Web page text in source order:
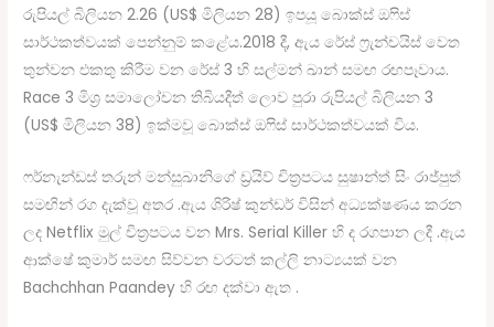
රුපියල් බිලියන 2.26 (US$ මිලියන 28) ඉපයූ බොක්ස් ඔෆිස්
සාර්ථකත්වයක් පෙන්නුම් කළේය.2018 දී, ඇය රේස් ෆ්‍රැන්චයිස් වෙත
තුන්වන එකතු කිරීම වන රේස් 3 හි සල්මන් ඛාන් සමඟ රඟපෑවාය.
Race 3 මිශ්‍ර සමාලෝචන තිබියදීත් ලොව පුරා රුපියල් බිලියන 3
(US$ මිලියන 38) ඉක්මවූ බොක්ස් ඔෆිස් සාර්ථකත්වයක් විය.
ෆර්නැන්ඩස් තරුන් මන්සුඛානිගේ ඩ්‍රයිව් චිත්‍රපටය සුෂාන්ත් සිං රාජ්පුත්
සමඟින් රග දැක්වූ අතර .ඇය ශිරිෂ් කුන්ඩර් විසින් අධ්‍යක්ෂණය කරන
ලද Netflix මුල් චිත්‍රපටය වන Mrs. Serial Killer හි ද රගපාන ලදී .ඇය
ආක්ෂේ කුමාර් සමඟ සිව්වන වරටත් කල්ලි නාට්‍යයක් වන
Bachchhan Paandey හි රඟ දක්වා ඇත .